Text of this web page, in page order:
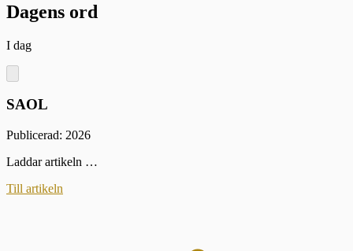
Dagens ord
I dag
SAOL
Publicerad: 2026
Laddar artikeln …
Till artikeln